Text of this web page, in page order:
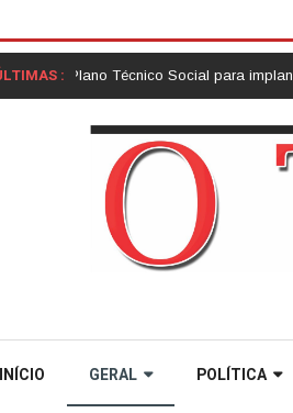
:
Técnico Social para implantação da
INÍCIO GERAL POLÍTICA